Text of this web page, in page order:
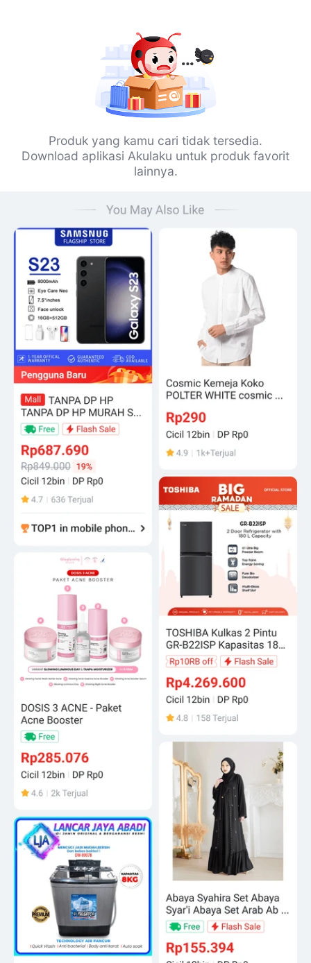
Produk yang kamu cari tidak tersedia.
Download aplikasi Akulaku untuk produk favorit
lainnya.